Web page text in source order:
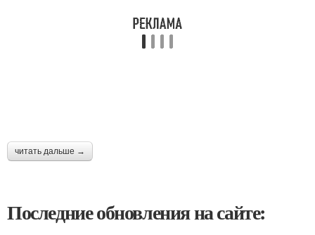
читать дальше →
Последние обновления на сайте: